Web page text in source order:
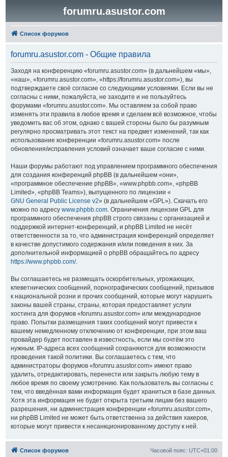
forumru.asustor.com
Список форумов
forumru.asustor.com - Общие правила
Заходя на конференцию «forumru.asustor.com» (в дальнейшем «мы»,
«наш», «forumru.asustor.com», «https://forumru.asustor.com»), вы
подтверждаете своё согласие со следующими условиями. Если вы не
согласны с ними, пожалуйста, не заходите и не пользуйтесь
форумами «forumru.asustor.com». Мы оставляем за собой право
изменять эти правила в любое время и сделаем всё возможное, чтобы
уведомить вас об этом, однако с вашей стороны было бы разумным
регулярно просматривать этот текст на предмет изменений, так как
использование конференции «forumru.asustor.com» после
обновления/исправления условий означает ваше согласие с ними.
Наши форумы работают под управлением программного обеспечения
для создания конференций phpBB (в дальнейшем «они»,
«программное обеспечение phpBB», «www.phpbb.com», «phpBB
Limited», «phpBB Teams»), выпущенного по лицензии «
GNU General Public License v2» (в дальнейшем «GPL»). Скачать его
можно по адресу www.phpbb.com. Ограничения лицензии GPL для
программного обеспечения phpBB строго связаны с организацией и
поддержкой интернет-конференций, и phpBB Limited не несёт
ответственности за то, что администрация конференций определяет
в качестве допустимого содержания и/или поведения в них. За
дополнительной информацией о phpBB обращайтесь по адресу
https://www.phpbb.com/.
Вы соглашаетесь не размещать оскорбительных, угрожающих,
клеветнических сообщений, порнографических сообщений, призывов
к национальной розни и прочих сообщений, которые могут нарушить
законы вашей страны, страны, которая предоставляет услуги
хостинга для форумов «forumru.asustor.com» или международное
право. Попытки размещения таких сообщений могут привести к
вашему немедленному отключению от конференции, при этом ваш
провайдер будет поставлен в известность, если мы сочтём это
нужным. IP-адреса всех сообщений сохраняются для возможности
проведения такой политики. Вы соглашаетесь с тем, что
администраторы форумов «forumru.asustor.com» имеют право
удалить, отредактировать, перенести или закрыть любую тему в
любое время по своему усмотрению. Как пользователь вы согласны с
тем, что введённая вами информация будет храниться в базе данных.
Хотя эта информация не будет открыта третьим лицам без вашего
разрешения, ни администрация конференции «forumru.asustor.com»,
ни phpBB Limited не может быть ответственна за действия хакеров,
которые могут привести к несанкционированному доступу к ней.
Список форумов Часовой пояс: UTC+01:00